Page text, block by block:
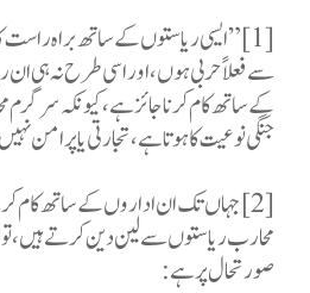
”[1]ایسی ریاستوں کے ساتھ براہ راست
سے فعلاً حربی ہوں، اور اسی طرح نہ ہی ان
کے ساتھ کام کرنا جائز ہے، کیونکہ
جنگی نوعیت کا ہوتا ہے، تجارتی یا پرامن
[2]جہاں تک ان اداروں کے ساتھ کام
محارب ریاستوں سے لین دین کرتے ہیں،
صورتحال پر ہے: